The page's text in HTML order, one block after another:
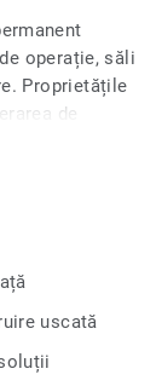
operație, săli
Proprietățile
de
din
și
cu
iQ.
uscată